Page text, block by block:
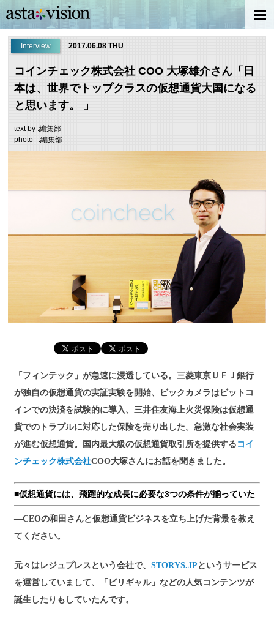
Interview 2017.06.08 THU
コインチェック株式会社 COO 大塚雄介さん「日
本は、世界でトップクラスの仮想通貨大国になる
と思います。 」
text by :編集部
photo :編集部
「フィンテック」が急速に浸透している。三菱東京ＵＦＪ銀行
が独自の仮想通貨の実証実験を開始、ビックカメラはビットコ
インでの決済を試験的に導入、三井住友海上火災保険は仮想通
貨でのトラブルに対応した保険を売り出した。急激な社会実装
が進む仮想通貨。国内最大級の仮想通貨取引所を提供する コイ
ンチェック株式会社COO大塚さんにお話を聞きました。
■仮想通貨には、飛躍的な成長に必要な3つの条件が揃っていた
―CEOの和田さんと仮想通貨ビジネスを立ち上げた背景を教え
てください。
元々はレジュプレスという会社で、STORYS.JP というサービス
を運営していまして、「ビリギャル」などの人気コンテンツが
誕生したりもしていたんです。